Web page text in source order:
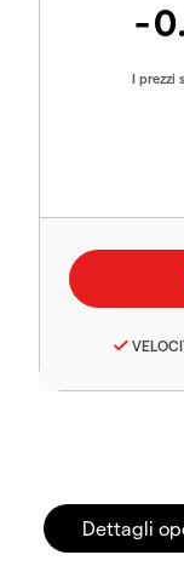
-
I prezzi
Dettagli